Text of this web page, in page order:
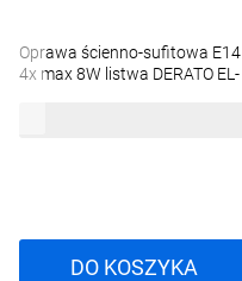
Oprawa ścienno-sufitowa E14
4x max 8W listwa DERATO EL-
DO KOSZYKA